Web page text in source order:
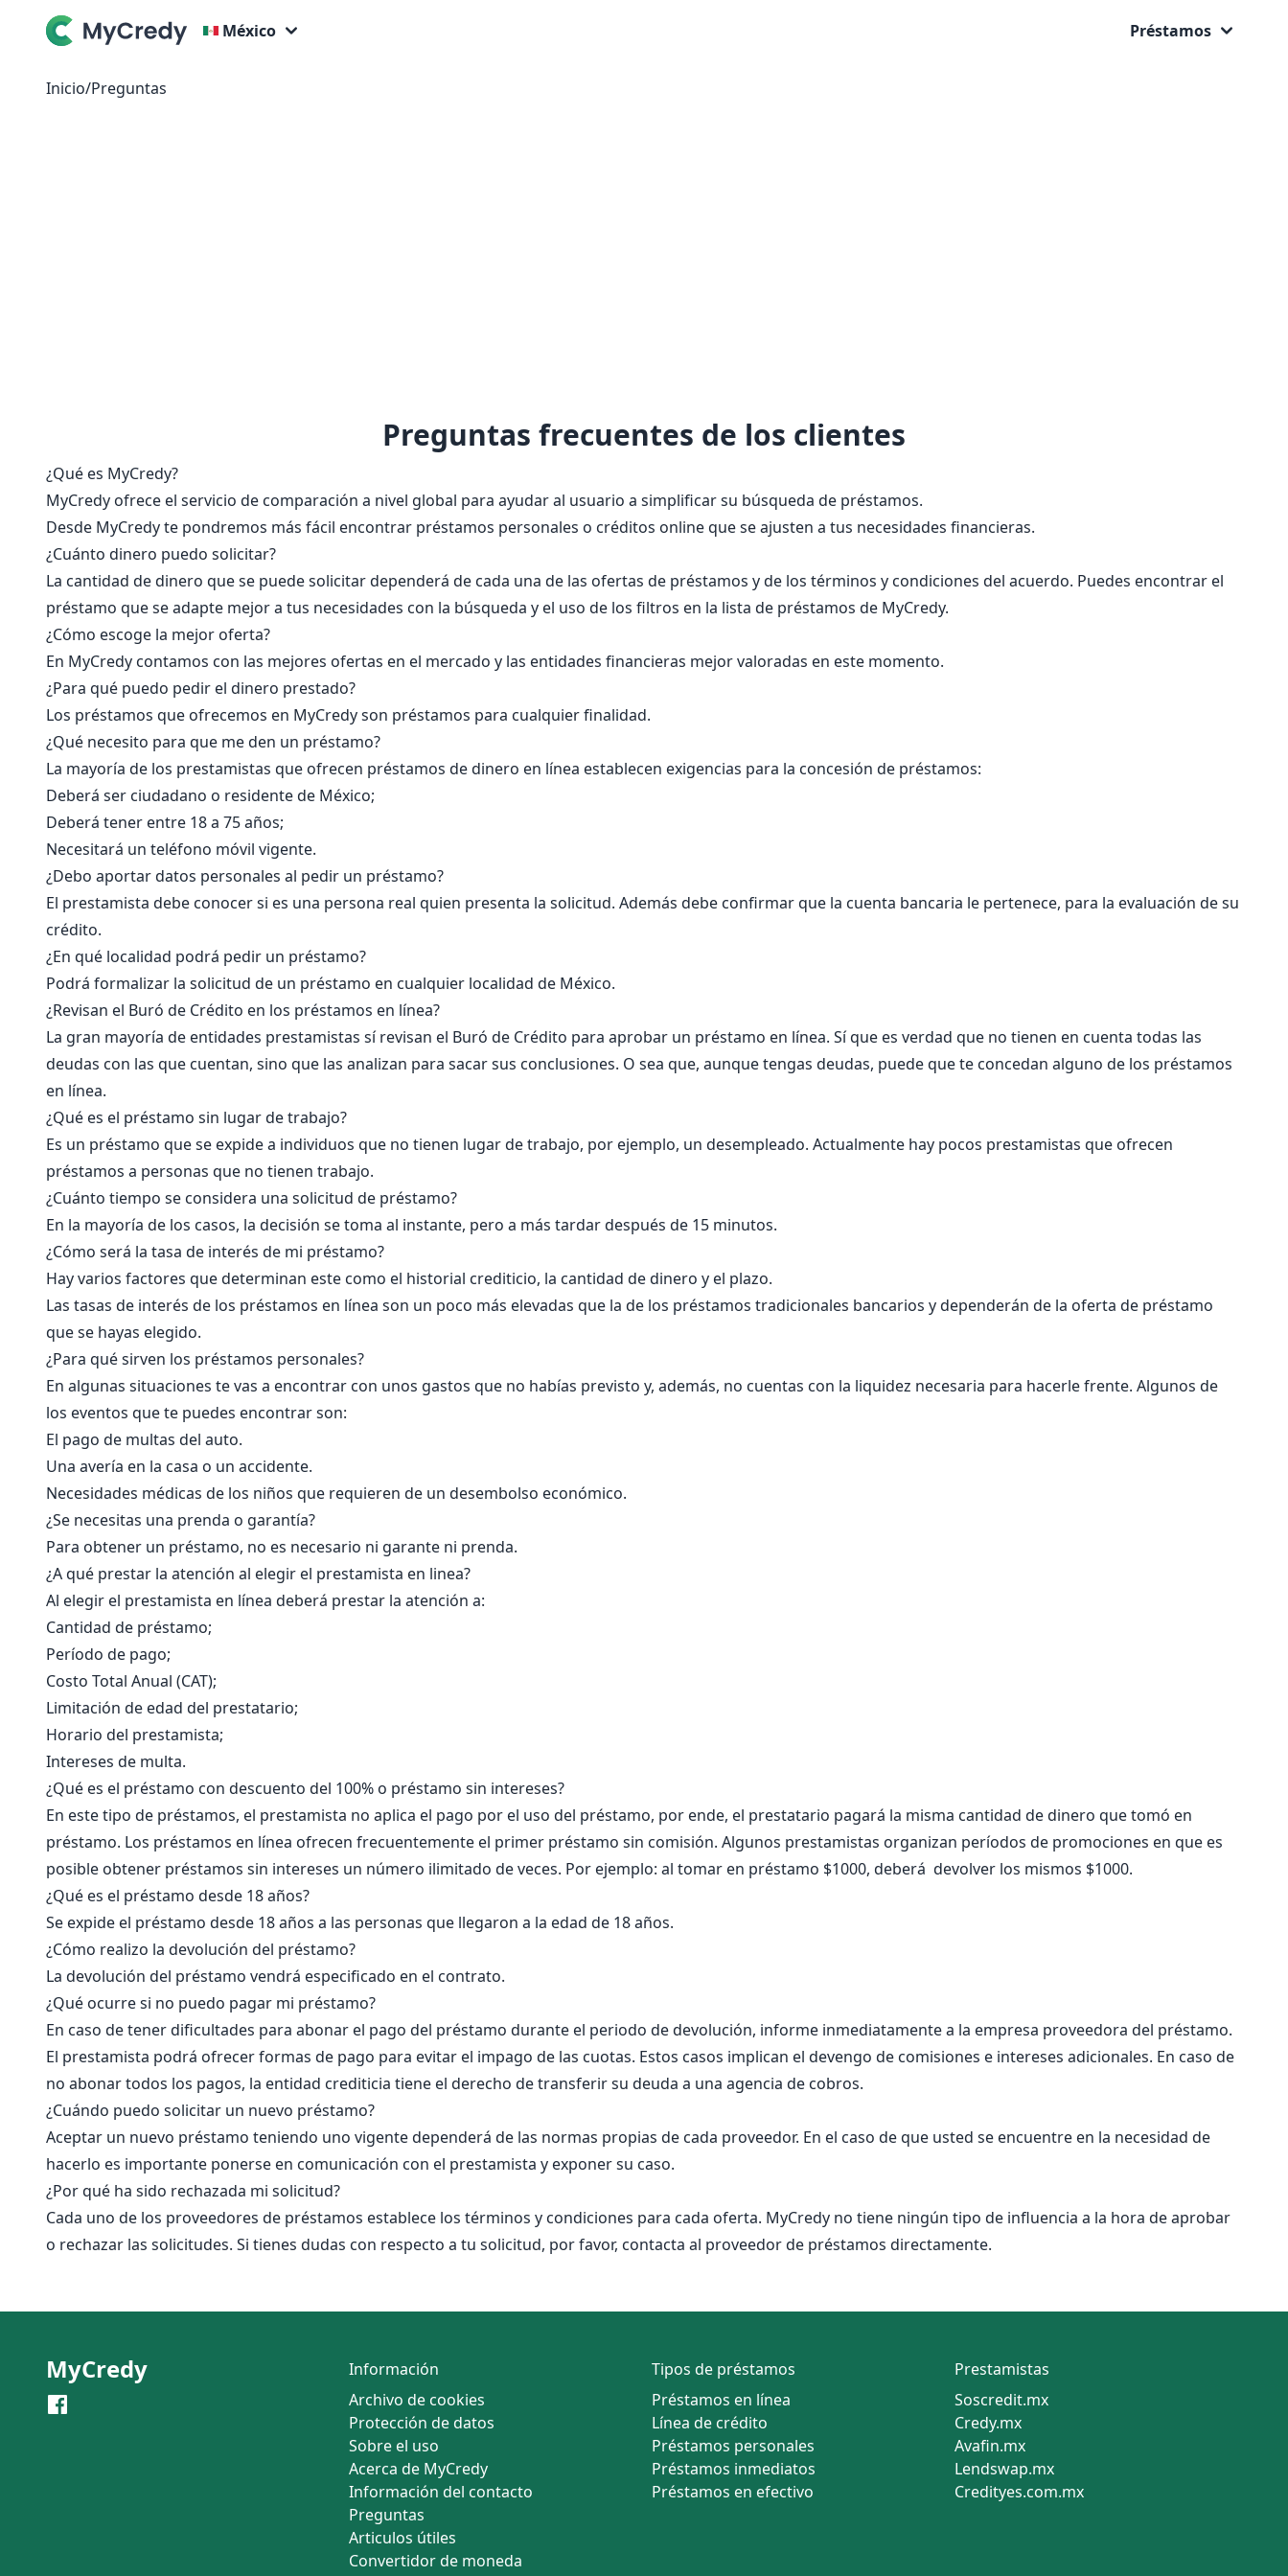
México Préstamos
Inicio/Preguntas
Preguntas frecuentes de los clientes
¿Qué es MyCredy?
MyCredy ofrece el servicio de comparación a nivel global para ayudar al usuario a simplificar su búsqueda de préstamos.
Desde MyCredy te pondremos más fácil encontrar préstamos personales o créditos online que se ajusten a tus necesidades financieras.
¿Cuánto dinero puedo solicitar?
La cantidad de dinero que se puede solicitar dependerá de cada una de las ofertas de préstamos y de los términos y condiciones del acuerdo. Puedes encontrar el
préstamo que se adapte mejor a tus necesidades con la búsqueda y el uso de los filtros en la lista de préstamos de MyCredy.
¿Cómo escoge la mejor oferta?
En MyCredy contamos con las mejores ofertas en el mercado y las entidades financieras mejor valoradas en este momento.
¿Para qué puedo pedir el dinero prestado?
Los préstamos que ofrecemos en MyCredy son préstamos para cualquier finalidad.
¿Qué necesito para que me den un préstamo?
La mayoría de los prestamistas que ofrecen préstamos de dinero en línea establecen exigencias para la concesión de préstamos:
Deberá ser ciudadano o residente de México;
Deberá tener entre 18 a 75 años;
Necesitará un teléfono móvil vigente.
¿Debo aportar datos personales al pedir un préstamo?
El prestamista debe conocer si es una persona real quien presenta la solicitud. Además debe confirmar que la cuenta bancaria le pertenece, para la evaluación de su
crédito.
¿En qué localidad podrá pedir un préstamo?
Podrá formalizar la solicitud de un préstamo en cualquier localidad de México.
¿Revisan el Buró de Crédito en los préstamos en línea?
La gran mayoría de entidades prestamistas sí revisan el Buró de Crédito para aprobar un préstamo en línea. Sí que es verdad que no tienen en cuenta todas las
deudas con las que cuentan, sino que las analizan para sacar sus conclusiones. O sea que, aunque tengas deudas, puede que te concedan alguno de los préstamos
en línea.
¿Qué es el préstamo sin lugar de trabajo?
Es un préstamo que se expide a individuos que no tienen lugar de trabajo, por ejemplo, un desempleado. Actualmente hay pocos prestamistas que ofrecen
préstamos a personas que no tienen trabajo.
¿Cuánto tiempo se considera una solicitud de préstamo?
En la mayoría de los casos, la decisión se toma al instante, pero a más tardar después de 15 minutos.
¿Cómo será la tasa de interés de mi préstamo?
Hay varios factores que determinan este como el historial crediticio, la cantidad de dinero y el plazo.
Las tasas de interés de los préstamos en línea son un poco más elevadas que la de los préstamos tradicionales bancarios y dependerán de la oferta de préstamo
que se hayas elegido.
¿Para qué sirven los préstamos personales?
En algunas situaciones te vas a encontrar con unos gastos que no habías previsto y, además, no cuentas con la liquidez necesaria para hacerle frente. Algunos de
los eventos que te puedes encontrar son:
El pago de multas del auto.
Una avería en la casa o un accidente.
Necesidades médicas de los niños que requieren de un desembolso económico.
¿Se necesitas una prenda o garantía?
Para obtener un préstamo, no es necesario ni garante ni prenda.
¿A qué prestar la atención al elegir el prestamista en linea?
Al elegir el prestamista en línea deberá prestar la atención a:
Cantidad de préstamo;
Período de pago;
Costo Total Anual (CAT);
Limitación de edad del prestatario;
Horario del prestamista;
Intereses de multa.
¿Qué es el préstamo con descuento del 100% o préstamo sin intereses?
En este tipo de préstamos, el prestamista no aplica el pago por el uso del préstamo, por ende, el prestatario pagará la misma cantidad de dinero que tomó en
préstamo. Los préstamos en línea ofrecen frecuentemente el primer préstamo sin comisión. Algunos prestamistas organizan períodos de promociones en que es
posible obtener préstamos sin intereses un número ilimitado de veces. Por ejemplo: al tomar en préstamo $1000, deberá devolver los mismos $1000.
¿Qué es el préstamo desde 18 años?
Se expide el préstamo desde 18 años a las personas que llegaron a la edad de 18 años.
¿Cómo realizo la devolución del préstamo?
La devolución del préstamo vendrá especificado en el contrato.
¿Qué ocurre si no puedo pagar mi préstamo?
En caso de tener dificultades para abonar el pago del préstamo durante el periodo de devolución, informe inmediatamente a la empresa proveedora del préstamo.
El prestamista podrá ofrecer formas de pago para evitar el impago de las cuotas. Estos casos implican el devengo de comisiones e intereses adicionales. En caso de
no abonar todos los pagos, la entidad crediticia tiene el derecho de transferir su deuda a una agencia de cobros.
¿Cuándo puedo solicitar un nuevo préstamo?
Aceptar un nuevo préstamo teniendo uno vigente dependerá de las normas propias de cada proveedor. En el caso de que usted se encuentre en la necesidad de
hacerlo es importante ponerse en comunicación con el prestamista y exponer su caso.
¿Por qué ha sido rechazada mi solicitud?
Cada uno de los proveedores de préstamos establece los términos y condiciones para cada oferta. MyCredy no tiene ningún tipo de influencia a la hora de aprobar
o rechazar las solicitudes. Si tienes dudas con respecto a tu solicitud, por favor, contacta al proveedor de préstamos directamente.
MyCredy
Información
Archivo de cookies
Protección de datos
Sobre el uso
Acerca de MyCredy
Información del contacto
Preguntas
Articulos útiles
Convertidor de moneda
Tipos de préstamos
Préstamos en línea
Línea de crédito
Préstamos personales
Préstamos inmediatos
Préstamos en efectivo
Prestamistas
Soscredit.mx
Credy.mx
Avafin.mx
Lendswap.mx
Credityes.com.mx